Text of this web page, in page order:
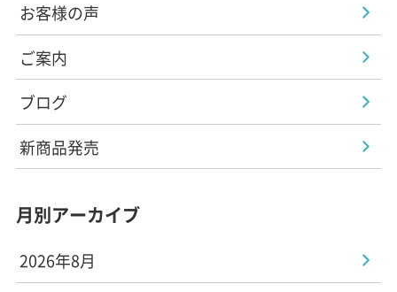
お客様の声
ご案内
ブログ
新商品発売
月別アーカイブ
2026年8月